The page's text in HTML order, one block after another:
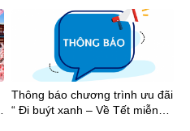
Thông báo chương trình ưu đãi
“ Đi buýt xanh – Về Tết miễn